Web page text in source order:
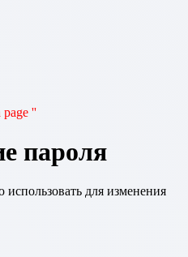
''
пароля
для изменения